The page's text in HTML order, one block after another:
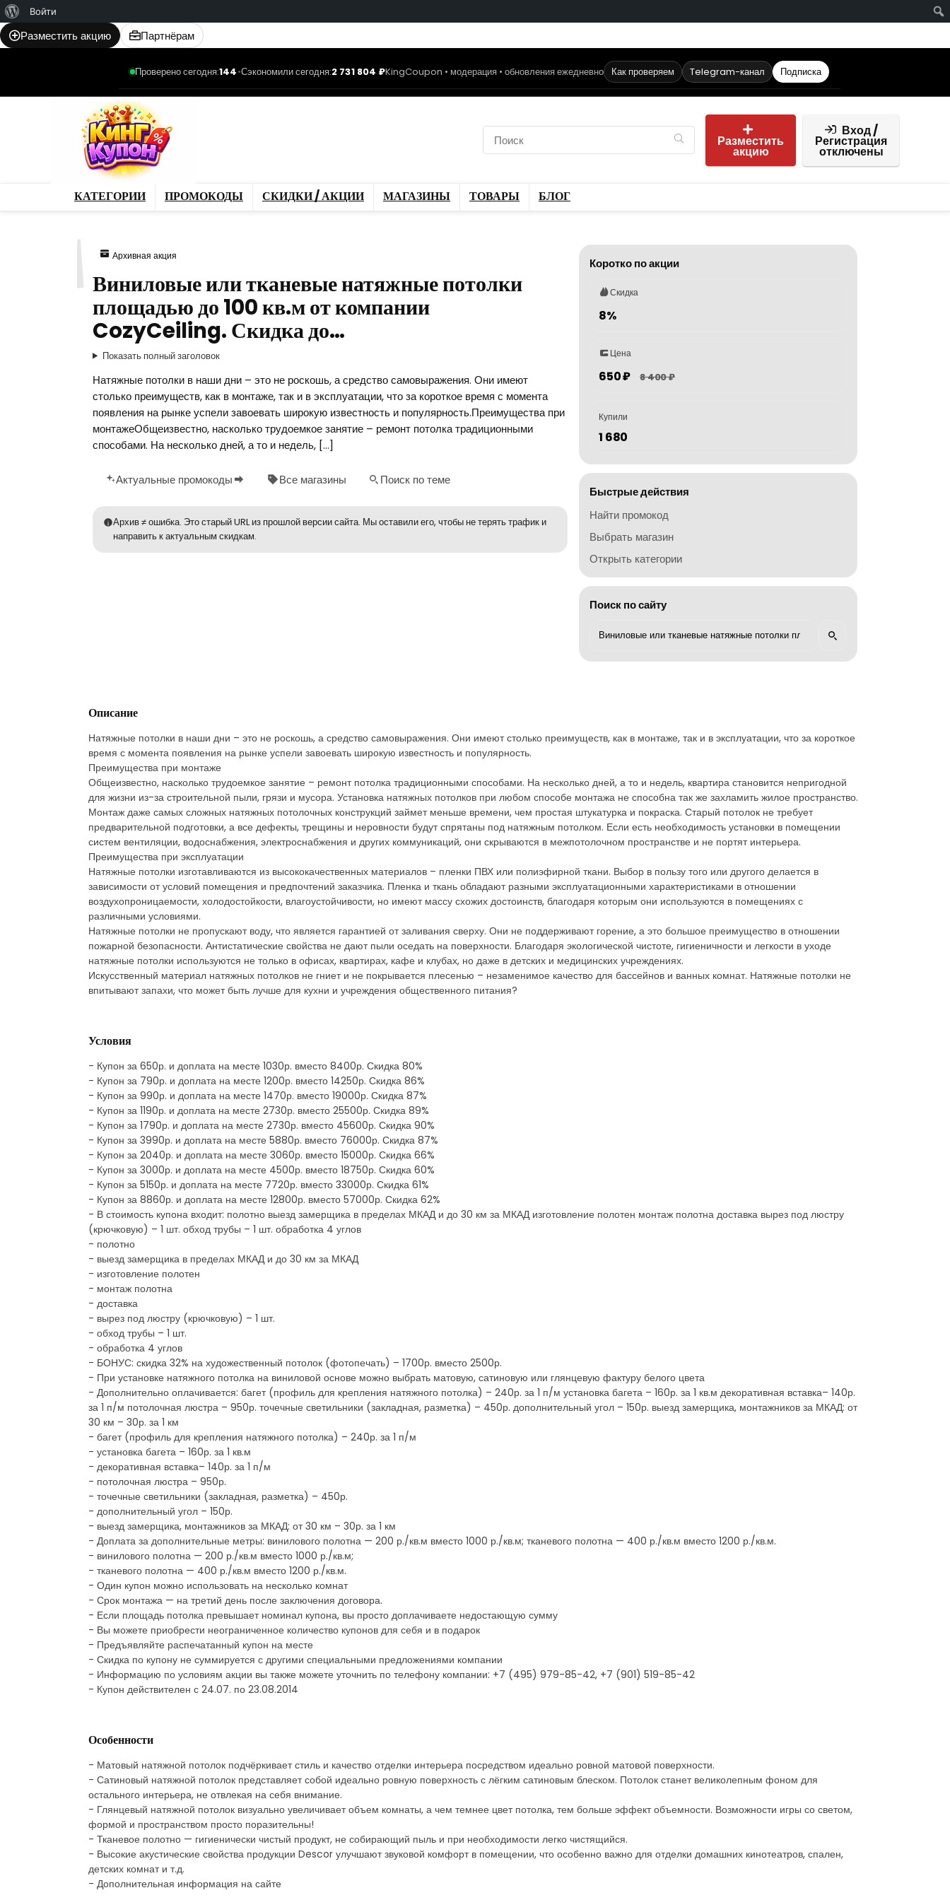
WordPress
Войти
Разместить акцию Партнёрам
Проверено сегодня:144•Сэкономили сегодня:2 731 804 ₽KingCoupon • модерация • обновления ежедневно Как проверяем Telegram-канал Подписка
Разместить
акцию
Вход /
Регистрация
отключены
КАТЕГОРИИ ПРОМОКОДЫ СКИДКИ / АКЦИИ МАГАЗИНЫ ТОВАРЫ БЛОГ
Архивная акция
Виниловые или тканевые натяжные потолки
площадью до 100 кв.м от компании
CozyCeiling. Скидка до…
Показать полный заголовок
Натяжные потолки в наши дни – это не роскошь, а средство самовыражения. Они имеют
столько преимуществ, как в монтаже, так и в эксплуатации, что за короткое время с момента
появления на рынке успели завоевать широкую известность и популярность.Преимущества при
монтажеОбщеизвестно, насколько трудоемкое занятие – ремонт потолка традиционными
способами. На несколько дней, а то и недель, […]
Актуальные промокоды Все магазины Поиск по теме
Архив ≠ ошибка. Это старый URL из прошлой версии сайта. Мы оставили его, чтобы не терять трафик и
направить к актуальным скидкам.
Коротко по акции
Скидка
8%
Цена
650 ₽ 8 400 ₽
Купили
1 680
Быстрые действия
Найти промокод
Выбрать магазин
Открыть категории
Поиск по сайту
Описание
Натяжные потолки в наши дни – это не роскошь, а средство самовыражения. Они имеют столько преимуществ, как в монтаже, так и в эксплуатации, что за короткое
время с момента появления на рынке успели завоевать широкую известность и популярность.
Преимущества при монтаже
Общеизвестно, насколько трудоемкое занятие – ремонт потолка традиционными способами. На несколько дней, а то и недель, квартира становится непригодной
для жизни из-за строительной пыли, грязи и мусора. Установка натяжных потолков при любом способе монтажа не способна так же захламить жилое пространство.
Монтаж даже самых сложных натяжных потолочных конструкций займет меньше времени, чем простая штукатурка и покраска. Старый потолок не требует
предварительной подготовки, а все дефекты, трещины и неровности будут спрятаны под натяжным потолком. Если есть необходимость установки в помещении
систем вентиляции, водоснабжения, электроснабжения и других коммуникаций, они скрываются в межпотолочном пространстве и не портят интерьера.
Преимущества при эксплуатации
Натяжные потолки изготавливаются из высококачественных материалов – пленки ПВХ или полиэфирной ткани. Выбор в пользу того или другого делается в
зависимости от условий помещения и предпочтений заказчика. Пленка и ткань обладают разными эксплуатационными характеристиками в отношении
воздухопроницаемости, холодостойкости, влагоустойчивости, но имеют массу схожих достоинств, благодаря которым они используются в помещениях с
различными условиями.
Натяжные потолки не пропускают воду, что является гарантией от заливания сверху. Они не поддерживают горение, а это большое преимущество в отношении
пожарной безопасности. Антистатические свойства не дают пыли оседать на поверхности. Благодаря экологической чистоте, гигиеничности и легкости в уходе
натяжные потолки используются не только в офисах, квартирах, кафе и клубах, но даже в детских и медицинских учреждениях.
Искусственный материал натяжных потолков не гниет и не покрывается плесенью – незаменимое качество для бассейнов и ванных комнат. Натяжные потолки не
впитывают запахи, что может быть лучше для кухни и учреждения общественного питания?
Условия
- Купон за 650р. и доплата на месте 1030р. вместо 8400р. Скидка 80%
- Купон за 790р. и доплата на месте 1200р. вместо 14250р. Скидка 86%
- Купон за 990р. и доплата на месте 1470р. вместо 19000р. Скидка 87%
- Купон за 1190р. и доплата на месте 2730р. вместо 25500р. Скидка 89%
- Купон за 1790р. и доплата на месте 2730р. вместо 45600р. Скидка 90%
- Купон за 3990р. и доплата на месте 5880р. вместо 76000р. Скидка 87%
- Купон за 2040р. и доплата на месте 3060р. вместо 15000р. Скидка 66%
- Купон за 3000р. и доплата на месте 4500р. вместо 18750р. Скидка 60%
- Купон за 5150р. и доплата на месте 7720р. вместо 33000р. Скидка 61%
- Купон за 8860р. и доплата на месте 12800р. вместо 57000р. Скидка 62%
- В стоимость купона входит: полотно выезд замерщика в пределах МКАД и до 30 км за МКАД изготовление полотен монтаж полотна доставка вырез под люстру
(крючковую) – 1 шт. обход трубы – 1 шт. обработка 4 углов
- полотно
- выезд замерщика в пределах МКАД и до 30 км за МКАД
- изготовление полотен
- монтаж полотна
- доставка
- вырез под люстру (крючковую) – 1 шт.
- обход трубы – 1 шт.
- обработка 4 углов
- БОНУС: скидка 32% на художественный потолок (фотопечать) – 1700р. вместо 2500р.
- При установке натяжного потолка на виниловой основе можно выбрать матовую, сатиновую или глянцевую фактуру белого цвета
- Дополнительно оплачивается: багет (профиль для крепления натяжного потолка) – 240р. за 1 п/м установка багета – 160р. за 1 кв.м декоративная вставка– 140р.
за 1 п/м потолочная люстра – 950р. точечные светильники (закладная, разметка) – 450р. дополнительный угол – 150р. выезд замерщика, монтажников за МКАД: от
30 км – 30р. за 1 км
- багет (профиль для крепления натяжного потолка) – 240р. за 1 п/м
- установка багета – 160р. за 1 кв.м
- декоративная вставка– 140р. за 1 п/м
- потолочная люстра – 950р.
- точечные светильники (закладная, разметка) – 450р.
- дополнительный угол – 150р.
- выезд замерщика, монтажников за МКАД: от 30 км – 30р. за 1 км
- Доплата за дополнительные метры: винилового полотна — 200 р./кв.м вместо 1000 р./кв.м; тканевого полотна — 400 р./кв.м вместо 1200 р./кв.м.
- винилового полотна — 200 р./кв.м вместо 1000 р./кв.м;
- тканевого полотна — 400 р./кв.м вместо 1200 р./кв.м.
- Один купон можно использовать на несколько комнат
- Срок монтажа — на третий день после заключения договора.
- Если площадь потолка превышает номинал купона, вы просто доплачиваете недостающую сумму
- Вы можете приобрести неограниченное количество купонов для себя и в подарок
- Предъявляйте распечатанный купон на месте
- Скидка по купону не суммируется с другими специальными предложениями компании
- Информацию по условиям акции вы также можете уточнить по телефону компании: +7 (495) 979-85-42, +7 (901) 519-85-42
- Купон действителен с 24.07. по 23.08.2014
Особенности
- Матовый натяжной потолок подчёркивает стиль и качество отделки интерьера посредством идеально ровной матовой поверхности.
- Сатиновый натяжной потолок представляет собой идеально ровную поверхность с лёгким сатиновым блеском. Потолок станет великолепным фоном для
остального интерьера, не отвлекая на себя внимание.
- Глянцевый натяжной потолок визуально увеличивает объем комнаты, а чем темнее цвет потолка, тем больше эффект объемности. Возможности игры со светом,
формой и пространством просто поразительны!
- Тканевое полотно — гигиенически чистый продукт, не собирающий пыль и при необходимости легко чистящийся.
- Высокие акустические свойства продукции Descor улучшают звуковой комфорт в помещении, что особенно важно для отделки домашних кинотеатров, спален,
детских комнат и т.д.
- Дополнительная информация на сайте